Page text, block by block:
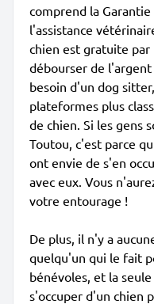
comprend la
l'assistance
chien est gratuite par
débourser de l'argent
besoin d'un dog
plateformes plus
de chien. Si les gens
Toutou, c'est parce
ont envie de s'en
avec eux. Vous
votre entourage !
De plus, il n'y a
quelqu'un qui le fait
bénévoles, et la
s'occuper d'un chien